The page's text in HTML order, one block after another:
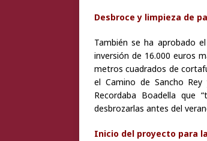
Desbroce y limpieza de
También se ha aprobado
inversión de 16.000 euros
metros cuadrados de
el Camino de Sancho
Recordaba Boadella que
desbrozarlas antes del
Inicio del proyecto para